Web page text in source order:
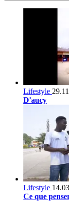
Lifestyle
D'aucy
Lifestyle
Ce que